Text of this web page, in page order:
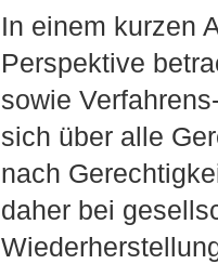
In einem kurzen
Perspektive
sowie
sich über alle
nach
daher bei